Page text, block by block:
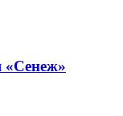
«Сенеж»